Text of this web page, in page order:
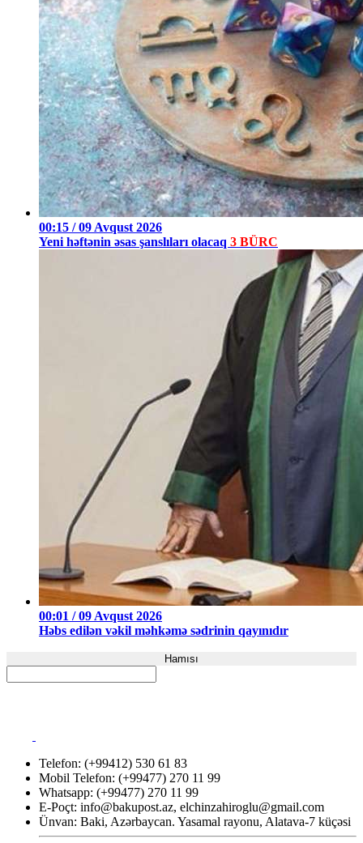
00:15 / 09 Avqust 2026
Yeni həftənin əsas şanslıları olacaq 3 BÜRC
00:01 / 09 Avqust 2026
Həbs edilən vəkil məhkəmə sədrinin qayınıdır
Hamısı
Telefon: (+99412) 530 61 83
Mobil Telefon: (+99477) 270 11 99
Whatsapp: (+99477) 270 11 99
E-Poçt: info@bakupost.az, elchinzahiroglu@gmail.com
Ünvan: Baki, Azərbaycan. Yasamal rayonu, Alatava-7 küçəsi